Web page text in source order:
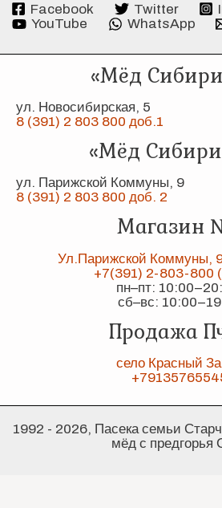
Facebook Twitter
YouTube
WhatsApp
«Мёд
ул. Новосибирская, 5
8 (391) 2 803 800 доб.1
«Мёд
ул. Парижской Коммуны, 9
8 (391) 2 803 800 доб. 2
Магазин
Ул.Парижской Коммуны,
+7(391) 2-803-800
пн–пт:
сб–вс:
Продажа
село Красный
1992 - 2026, Пасека семьи
мёд с предгорья